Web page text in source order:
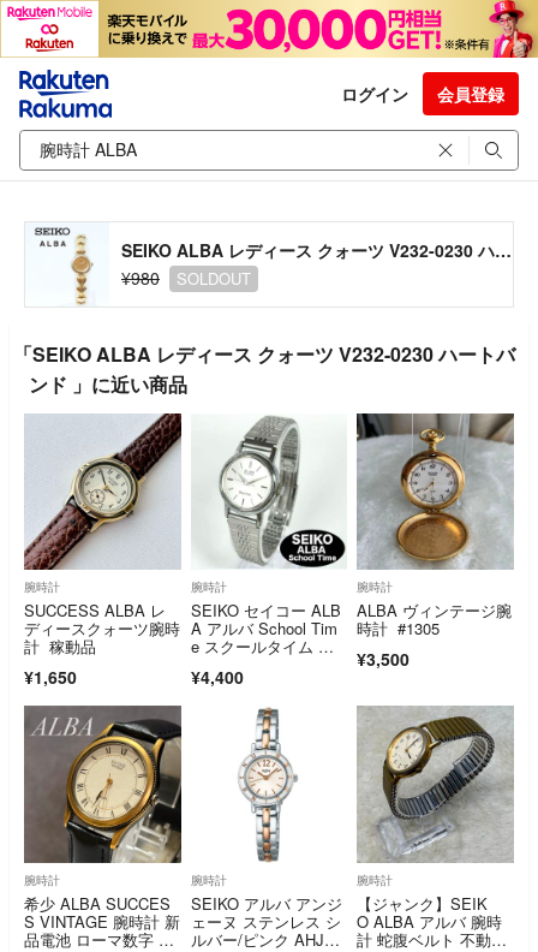
ログイン 会員登録
SEIKO ALBA レディース クォーツ V232-0230 ハートバンド
¥980
SOLDOUT
「SEIKO ALBA レディース クォーツ V232-0230 ハートバ
ンド 」に近い商品
腕時計
SUCCESS ALBA レ
ディースクォーツ腕時
計 稼動品
¥1,650
腕時計
SEIKO セイコー ALB
A アルバ School Tim
e スクールタイム ク
計 稼働 新品電池
¥4,400
腕時計
ALBA ヴィンテージ腕
時計 #1305
¥3,500
腕時計
希少 ALBA SUCCES
S VINTAGE 腕時計 新
品電池 ローマ数字 セ
腕時計
SEIKO アルバ アンジ
ェーヌ ステンレス シ
ルバー/ピンク AHJK4
腕時計
【ジャンク】SEIK
O ALBA アルバ 腕時
計 蛇腹ベルト 不動